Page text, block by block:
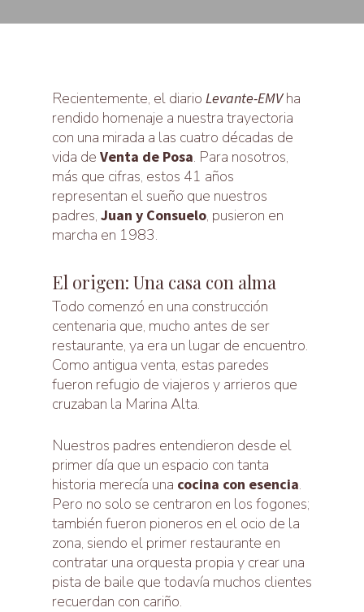
Recientemente, el diario Levante-EMVha
rendido homenaje a nuestra trayectoria
con una mirada a las cuatro décadas de
vida de Venta de Posa. Para nosotros,
más que cifras, estos 41 años
representan el sueño que nuestros
padres, Juan y Consuelo, pusieron en
marcha en 1983.
El origen: Una casa con alma
Todo comenzó en una construcción
centenaria que, mucho antes de ser
restaurante, ya era un lugar de encuentro.
Como antigua venta, estas paredes
fueron refugio de viajeros y arrieros que
cruzaban la Marina Alta.
Nuestros padres entendieron desde el
primer día que un espacio con tanta
historia merecía una cocina con esencia.
Pero no solo se centraron en los fogones;
también fueron pioneros en el ocio de la
zona, siendo el primer restaurante en
contratar una orquesta propia y crear una
pista de baile que todavía muchos clientes
recuerdan con cariño.